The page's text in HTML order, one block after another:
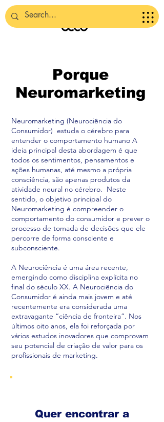
Porque
Neuromarketing
Neuromarketing (Neurociência do
Consumidor) estuda o cérebro para
entender o comportamento humano A
ideia principal desta abordagem é que
todos os sentimentos, pensamentos e
ações humanas, até mesmo a própria
consciência, são apenas produtos da
atividade neural no cérebro. Neste
sentido, o objetivo principal do
Neuromarketing é compreender o
comportamento do consumidor e prever o
processo de tomada de decisões que ele
percorre de forma consciente e
subconsciente.
A Neurociência é uma área recente,
emergindo como disciplina explícita no
final do século XX. A Neurociência do
Consumidor é ainda mais jovem e até
recentemente era considerada uma
extravagante “ciência de fronteira”. Nos
últimos oito anos, ela foi reforçada por
vários estudos inovadores que comprovam
seu potencial de criação de valor para os
profissionais de marketing.
Quer encontrar a